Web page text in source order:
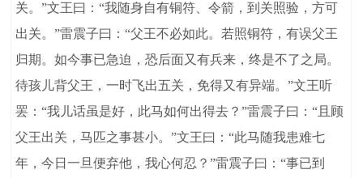
关。”文王曰：“我随身自有铜符、令箭，到关照验，方可
出关。”雷震子曰：“父王不必如此。若照铜符，有误父王
归期。如今事已急迫，恐后面又有兵来，终是不了之局。
待孩儿背父王，一时飞出五关，免得又有异端。”文王听
罢：“我儿话虽是好，此马如何出得去？”雷震子曰：“且顾
父王出关，马匹之事甚小。”文王曰：“此马随我患难七
年，今日一旦便弃他，我心何忍？”雷震子曰：“事已到